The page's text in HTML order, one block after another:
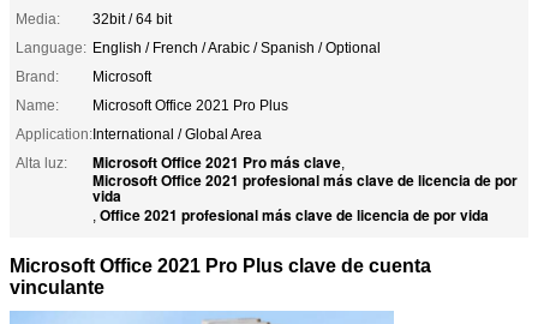
Media:
32bit / 64 bit
Language: English / French / Arabic / Spanish / Optional
Brand:
Microsoft
Name:
Microsoft Office 2021 Pro Plus
Application:International / Global Area
Alta luz:
Microsoft Office 2021 Pro más clave,
Microsoft Office 2021 profesional más clave de licencia de por
vida
, Office 2021 profesional más clave de licencia de por vida
Microsoft Office 2021 Pro Plus clave de cuenta
vinculante